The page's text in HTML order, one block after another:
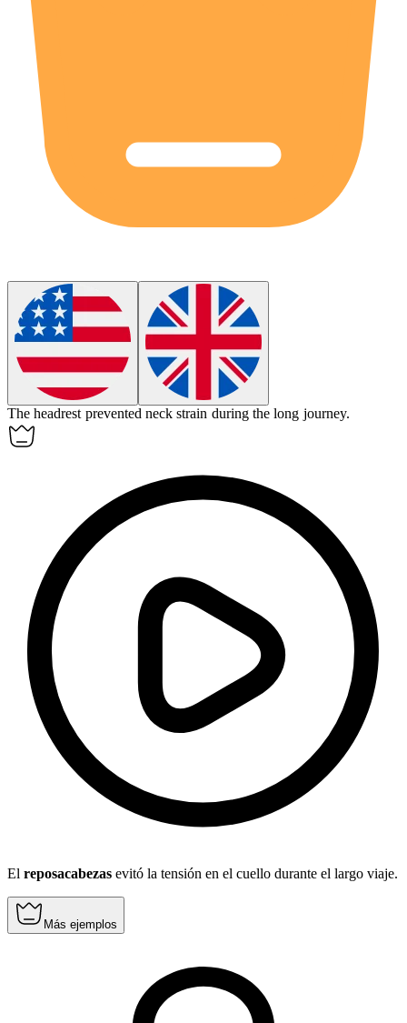
The headrest prevented neck strain during the long journey.
El reposacabezas evitó la tensión en el cuello durante el largo viaje.
Más ejemplos